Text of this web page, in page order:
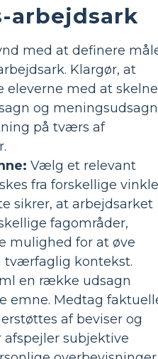
arbejdsark
med at definere
Klargør, at
med at skelne
og
på tværs af
Vælg et relevant
fra forskellige
sikrer, at arbejdsarket
fagområder,
mulighed for at øve
kontekst.
en række udsagn
emne. Medtag
af beviser og
subjektive